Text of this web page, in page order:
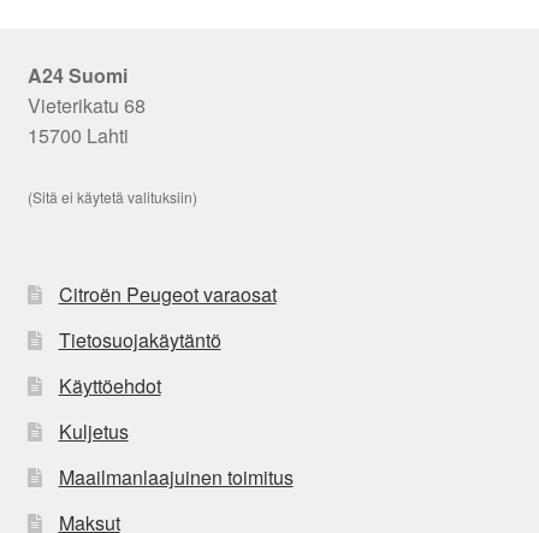
A24 Suomi
Vieterikatu 68
15700 Lahti
(Sitä ei käytetä valituksiin)
Citroën Peugeot varaosat
Tietosuojakäytäntö
Käyttöehdot
Kuljetus
Maailmanlaajuinen toimitus
Maksut